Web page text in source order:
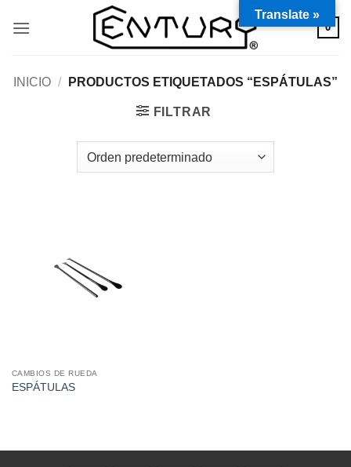
0
INICIO / PRODUCTOS ETIQUETADOS “ESPÁTULAS”
FILTRAR
CAMBIOS DE RUEDA
ESPÁTULAS
Translate »